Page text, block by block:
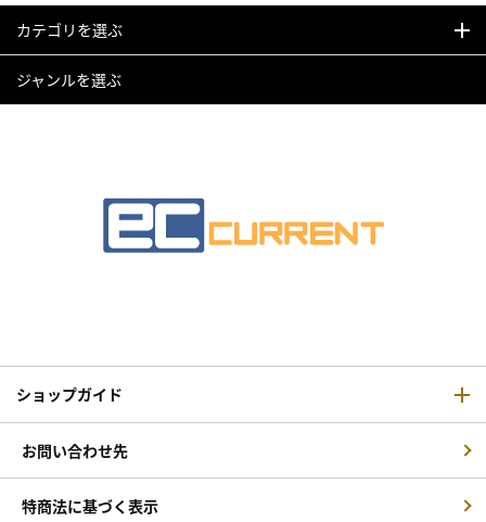
カテゴリを選ぶ
ジャンルを選ぶ
ショップガイド
お問い合わせ先
特商法に基づく表示